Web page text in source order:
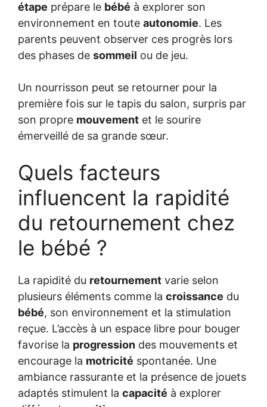
étape prépare le bébé à explorer son
environnement en toute autonomie. Les
parents peuvent observer ces progrès lors
des phases de sommeil ou de jeu.
Un nourrisson peut se retourner pour la
première fois sur le tapis du salon, surpris par
son propre mouvement et le sourire
émerveillé de sa grande sœur.
Quels facteurs
influencent la rapidité
du retournement chez
le bébé ?
La rapidité du retournement varie selon
plusieurs éléments comme la croissance du
bébé, son environnement et la stimulation
reçue. L’accès à un espace libre pour bouger
favorise la progression des mouvements et
encourage la motricité spontanée. Une
ambiance rassurante et la présence de jouets
adaptés stimulent la capacité à explorer